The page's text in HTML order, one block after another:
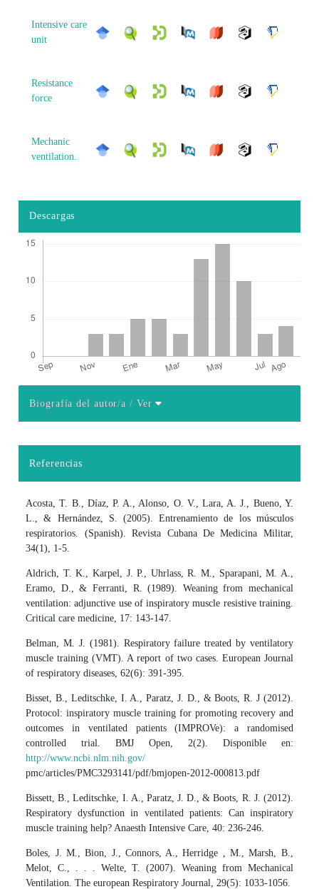
Intensive care
unit
Resistance
force
Mechanic
ventilation.
Descargas
Biografía del autor/a/ Ver
Referencias
Acosta, T. B., Díaz, P. A., Alonso, O. V., Lara, A. J., Bueno, Y.
L., & Hernández, S. (2005). Entrenamiento de los músculos
respiratorios. (Spanish). Revista Cubana De Medicina Militar,
34(1), 1-5.
Aldrich, T. K., Karpel, J. P., Uhrlass, R. M., Sparapani, M. A.,
Eramo, D., & Ferranti, R. (1989). Weaning from mechanical
ventilation: adjunctive use of inspiratory muscle resistive training.
Critical care medicine, 17: 143-147.
Belman, M. J. (1981). Respiratory failure treated by ventilatory
muscle training (VMT). A report of two cases. European Journal
of respiratory diseases, 62(6): 391-395.
Bisset, B., Leditschke, I. A., Paratz, J. D., & Boots, R. J (2012).
Protocol: inspiratory muscle training for promoting recovery and
outcomes in ventilated patients (IMPROVe): a randomised
controlled trial. BMJ Open, 2(2). Disponible en:
http://www.ncbi.nlm.nih.gov/
pmc/articles/PMC3293141/pdf/bmjopen-2012-000813.pdf
Bissett, B., Leditschke, I. A., Paratz, J. D., & Boots, R. J. (2012).
Respiratory dysfunction in ventilated patients: Can inspiratory
muscle training help? Anaesth Intensive Care, 40: 236-246.
Boles, J. M., Bion, J., Connors, A., Herridge , M., Marsh, B.,
Melot, C., . . . Welte, T. (2007). Weaning from Mechanical
Ventilation. The european Respiratory Journal, 29(5): 1033-1056.